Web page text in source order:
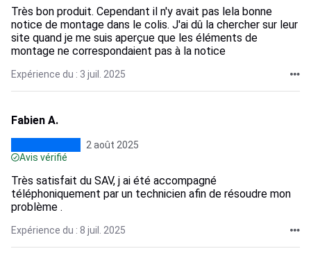
Très bon produit. Cependant il n'y avait pas lela bonne
notice de montage dans le colis. J'ai dû la chercher sur leur
site quand je me suis aperçue que les éléments de
montage ne correspondaient pas à la notice
Expérience du : 3 juil. 2025
Fabien A.
2 août 2025
Avis vérifié
Très satisfait du SAV, j ai été accompagné
téléphoniquement par un technicien afin de résoudre mon
problème .
Expérience du : 8 juil. 2025